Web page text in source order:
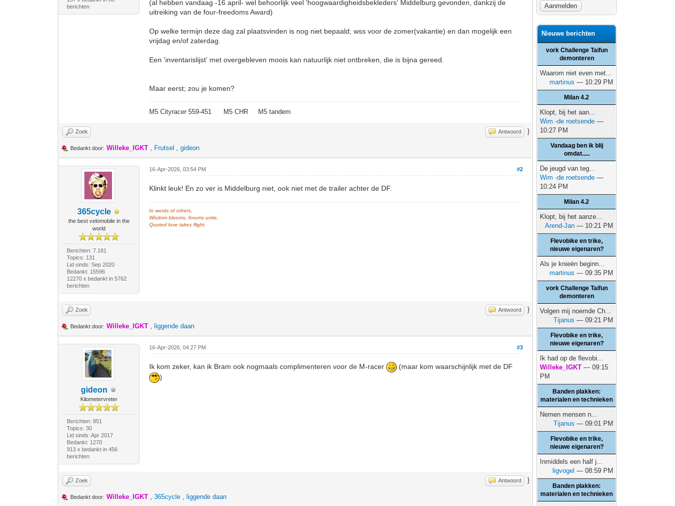
berichten
(al hebben vandaag -16 april- wel behoorlijk veel 'hoogwaardigheidsbekleders' Middelburg gevonden, dankzij de
uitreiking van de four-freedoms Award)
Op welke termijn deze dag zal plaatsvinden is nog niet bepaald; wss voor de zomer(vakantie) en dan mogelijk een
vrijdag en/of zaterdag.
Een 'inventarislijst' met overgebleven moois kan natuurlijk niet ontbreken, die is bijna gereed.
Maar eerst; zou je komen?
M5 Cityracer 559-451 M5 CHR M5 tandem
Zoek Antwoord }
Bedankt door: Willeke_IGKT , Frutsel ,gideon
365cycle
the best velomobile in the
world
Berichten: 7.181
Topics: 131
Lid sinds: Sep 2020
Bedankt: 15596
12270 x bedankt in 5762
berichten
#2
16-Apr-2026, 03:54 PM
Klinkt leuk! En zo ver is Middelburg niet, ook niet met de trailer achter de DF.
In words of others,
Wisdom blooms, forums unite,
Quoted love takes flight.
Zoek Antwoord }
Bedankt door: Willeke_IGKT , liggende daan
gideon
Kilometervreter
Berichten: 851
Topics: 30
Lid sinds: Apr 2017
Bedankt: 1270
913 x bedankt in 456
berichten
#3
16-Apr-2026, 04:27 PM
Ik kom zeker, kan ik Bram ook nogmaals complimenteren voor de M-racer
(maar kom waarschijnlijk met de DF
)
Zoek Antwoord }
Bedankt door: Willeke_IGKT ,365cycle , liggende daan
Nieuwe berichten
vork Challenge Taifun
demonteren
Waarom niet even met...
martinus — 10:29 PM
Milan 4.2
Klopt, bij het aan...
Wim -de roetsende —
10:27 PM
Vandaag ben ik blij
omdat.....
De jeugd van teg...
Wim -de roetsende —
10:24 PM
Milan 4.2
Klopt, bij het aanze...
Arend-Jan — 10:21 PM
Flevobike en trike,
nieuwe eigenaren?
Als je knieën beginn...
martinus — 09:35 PM
vork Challenge Taifun
demonteren
Volgen mij noemde Ch...
Tijanus — 09:21 PM
Flevobike en trike,
nieuwe eigenaren?
Ik had op de flevobi...
Willeke_IGKT — 09:15
PM
Banden plakken:
materialen en technieken
Nemen mensen n...
Tijanus — 09:01 PM
Flevobike en trike,
nieuwe eigenaren?
Inmiddels een half j...
ligvogel — 08:59 PM
Banden plakken:
materialen en technieken